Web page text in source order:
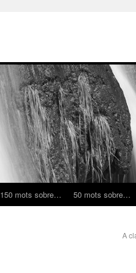
150 mots sobre… 50 mots sobre…
A